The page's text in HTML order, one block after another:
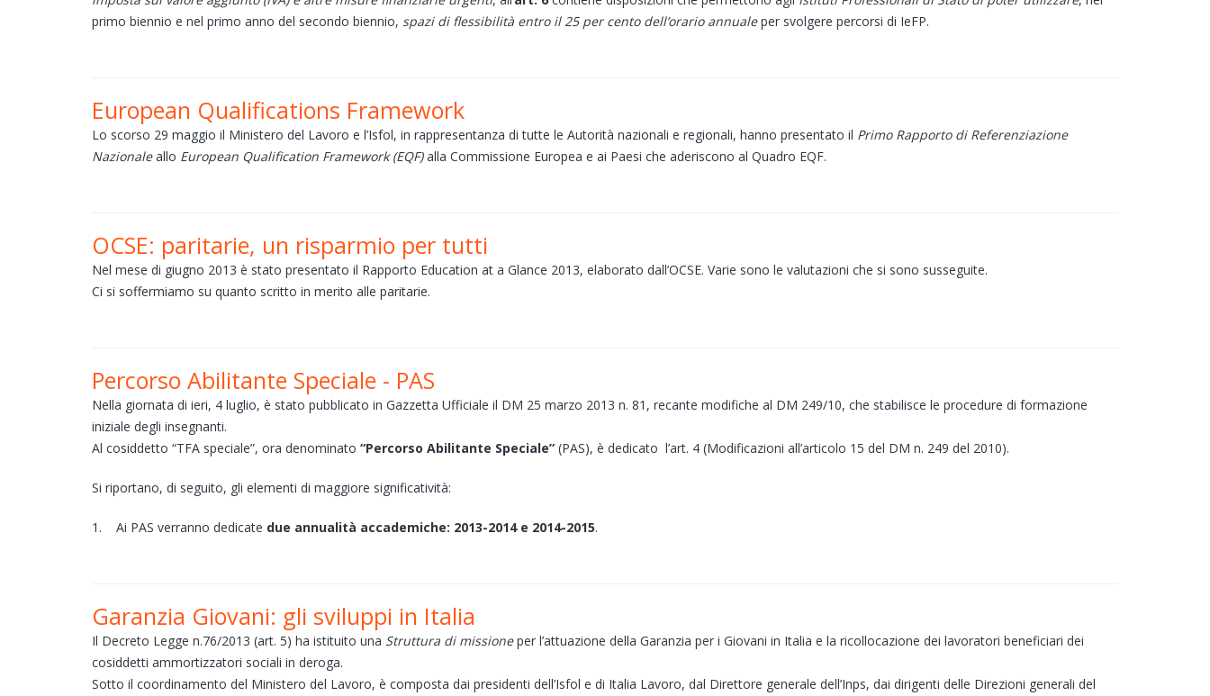
primo biennio e nel primo anno del secondo biennio, spazi di flessibilità entro il 25 per cento dell’orario annualeper svolgere percorsi di IeFP.
European Qualifications Framework
Lo scorso 29 maggio il Ministero del Lavoro e l’Isfol, in rappresentanza di tutte le Autorità nazionali e regionali, hanno presentato il Primo Rapporto di Referenziazione
Nazionaleallo European Qualification Framework (EQF)alla Commissione Europea e ai Paesi che aderiscono al Quadro EQF.
OCSE: paritarie, un risparmio per tutti
Nel mese di giugno 2013 è stato presentato il Rapporto Education at a Glance 2013, elaborato dall’OCSE. Varie sono le valutazioni che si sono susseguite.
Ci si soffermiamo su quanto scritto in merito alle paritarie.
Percorso Abilitante Speciale - PAS
Nella giornata di ieri, 4 luglio, è stato pubblicato in Gazzetta Ufficiale il DM 25 marzo 2013 n. 81, recante modifiche al DM 249/10, che stabilisce le procedure di formazione
iniziale degli insegnanti.
Al cosiddetto “TFA speciale”, ora denominato “Percorso Abilitante Speciale” (PAS), è dedicato l’art. 4 (Modificazioni all’articolo 15 del DM n. 249 del 2010).
Si riportano, di seguito, gli elementi di maggiore significatività:
1. Ai PAS verranno dedicate due annualità accademiche: 2013-2014 e 2014-2015.
Garanzia Giovani: gli sviluppi in Italia
Il Decreto Legge n.76/2013 (art. 5) ha istituito una Struttura di missioneper l’attuazione della Garanzia per i Giovani in Italia e la ricollocazione dei lavoratori beneficiari dei
cosiddetti ammortizzatori sociali in deroga.
Sotto il coordinamento del Ministero del Lavoro, è composta dai presidenti dell’Isfol e di Italia Lavoro, dal Direttore generale dell’Inps, dai dirigenti delle Direzioni generali del